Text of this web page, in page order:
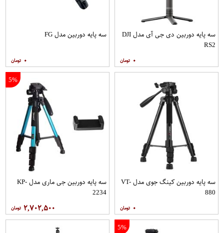
سه پایه دوربین دی جی آی مدل DJI
RS2
۰
سه پایه دوربین مدل FG
۰
سه پایه دوربین کینگ جوی مدل VT-
880
۰
5%
سه پایه دوربین جی ماری مدل KP-
2234
۲,۷۰۲,۵۰۰
5%